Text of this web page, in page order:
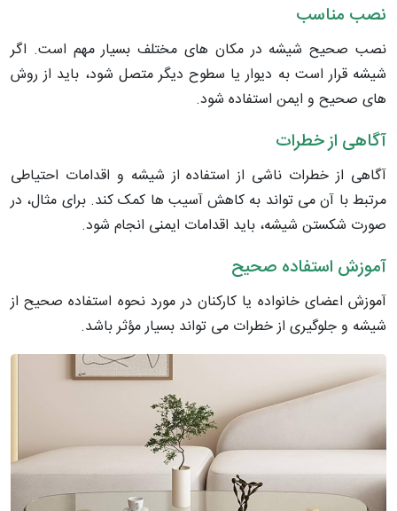
نصب مناسب
نصب صحیح شیشه در مکان های مختلف بسیار مهم است. اگر
شیشه قرار است به دیوار یا سطوح دیگر متصل شود، باید از روش
های صحیح و ایمن استفاده شود.
آگاهی از خطرات
آگاهی از خطرات ناشی از استفاده از شیشه و اقدامات احتیاطی
مرتبط با آن می تواند به کاهش آسیب ها کمک کند. برای مثال، در
صورت شکستن شیشه، باید اقدامات ایمنی انجام شود.
آموزش استفاده صحیح
آموزش اعضای خانواده یا کارکنان در مورد نحوه استفاده صحیح از
شیشه و جلوگیری از خطرات می تواند بسیار مؤثر باشد.